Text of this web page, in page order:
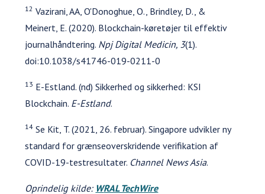
12 Vazirani, AA, O'Donoghue, O., Brindley, D., &
Meinert, E. (2020). Blockchain-køretøjer til effektiv
journalhåndtering. Npj Digital Medicin, 3(1).
doi:10.1038/s41746-019-0211-0
13 E-Estland. (nd) Sikkerhed og sikkerhed: KSI
Blockchain. E-Estland.
14 Se Kit, T. (2021, 26. februar). Singapore udvikler ny
standard for grænseoverskridende verifikation af
COVID-19-testresultater. Channel News Asia.
Oprindelig kilde: WRAL TechWire